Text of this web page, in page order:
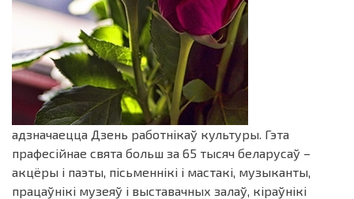
адзначаецца Дзень работнікаў культуры. Гэта
прафесійнае свята больш за 65 тысяч беларусаў –
акцёры і паэты, пісьменнікі і мастакі, музыканты,
працаўнікі музеяў і выставачных залаў, кіраўнікі